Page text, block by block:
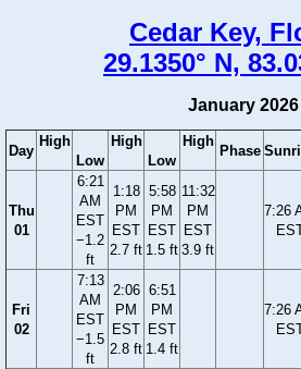
Cedar Key,
29.1350° N,
January 2026
Day
High
Low
High
Low
High
Phase
Thu
01
6:21
AM
EST
−1.2
ft
1:18
PM
EST
2.7 ft
5:58
PM
EST
1.5 ft
11:32
PM
EST
3.9 ft
7:26
Fri
02
7:13
AM
EST
−1.5
ft
2:06
PM
EST
2.8 ft
6:51
PM
EST
1.4 ft
7:26